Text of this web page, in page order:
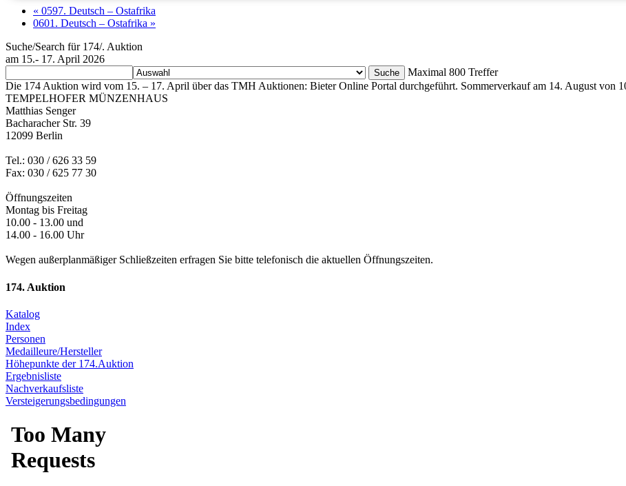
« 0597. Deutsch – Ostafrika
0601. Deutsch – Ostafrika »
Suche/Search für 174/. Auktion
am 15.- 17. April 2026
Maximal 800 Treffer
Die 174 Auktion wird vom 15. – 17. April über das TMH Auktionen: Bieter Online Portal durchgeführt. Sommerverkauf am 14. August von
TEMPELHOFER MÜNZENHAUS
Matthias Senger
Bacharacher Str. 39
12099 Berlin
Tel.: 030 / 626 33 59
Fax: 030 / 625 77 30
Öffnungszeiten
Montag bis Freitag
10.00 - 13.00 und
14.00 - 16.00 Uhr
Wegen außerplanmäßiger Schließzeiten erfragen Sie bitte telefonisch die aktuellen Öffnungszeiten.
174. Auktion
Katalog
Index
Personen
Medailleure/Hersteller
Höhepunkte der 174.Auktion
Ergebnisliste
Nachverkaufsliste
Versteigerungsbedingungen